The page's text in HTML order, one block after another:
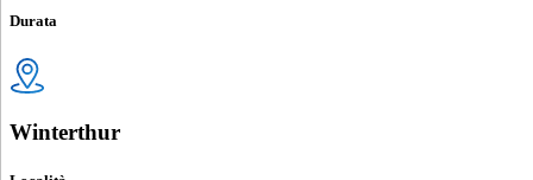
Durata
Winterthur